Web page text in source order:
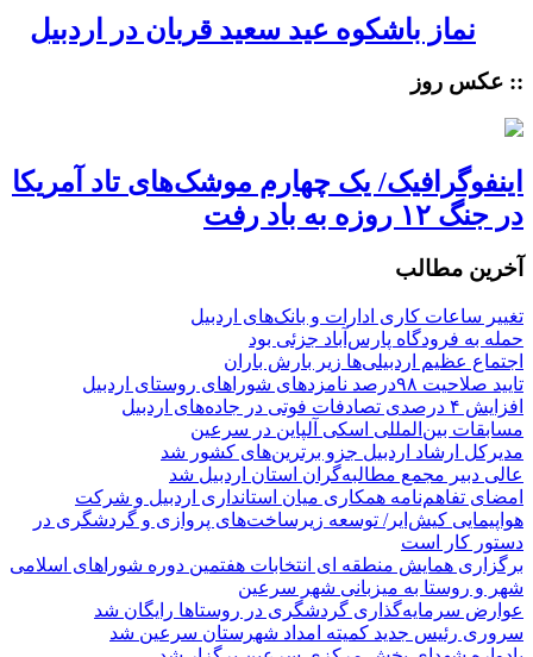
نماز باشکوه عید سعید قربان در اردبیل
:: عکس روز
اینفوگرافیک/ یک چهارم موشک‌های تاد آمریکا
در جنگ ۱۲ روزه به باد رفت
آخرین مطالب
تغییر ساعات کاری ادارات و بانک‌های اردبیل
حمله به فرودگاه پارس‌‌آباد جزئی بود
اجتماع عظیم اردبیلی‌ها زیر بارش باران
تایید صلاحیت ۹۸درصد نامزدهای شوراهای روستای اردبیل
افزایش ۴ درصدی تصادفات فوتی در جاده‌های اردبیل
مسابقات بین‌المللی اسکی آلپاین در سرعین
مدیرکل ارشاد اردبیل جزو برترین‌های کشور شد
عالی دبیر مجمع مطالبه‌گران استان اردبیل شد
امضای تفاهم‌نامه همکاری میان استانداری اردبیل و شرکت
هواپیمایی کیش‌ایر/ توسعه زیرساخت‌های پروازی و گردشگری در
دستور کار است
برگزاری همایش منطقه ای انتخابات هفتمین دوره شوراهای اسلامی
شهر و روستا به میزبانی شهر سرعین
عوارض سرمایه‌گذاری گردشگری در روستاها رایگان شد
سروری رئیس جدید کمیته امداد شهرستان سرعین شد